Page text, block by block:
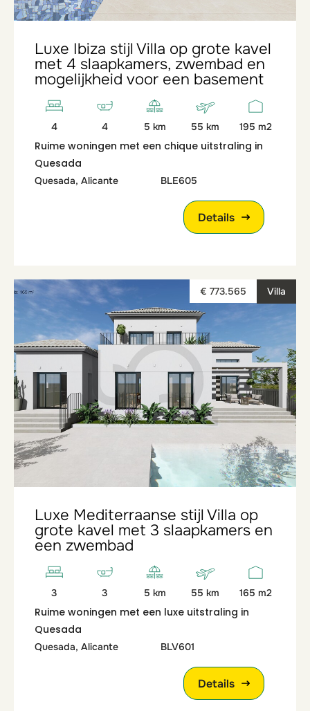
Luxe Ibiza stijl Villa op grote kavel
met 4 slaapkamers, zwembad en
mogelijkheid voor een basement
4 4 5 km 55 km 195 m2
Ruime woningen met een chique uitstraling in
Quesada
Quesada, Alicante BLE605
Details
Villa
€ 773.565
Luxe Mediterraanse stijl Villa op
grote kavel met 3 slaapkamers en
een zwembad
3 3 5 km 55 km 165 m2
Ruime woningen met een luxe uitstraling in
Quesada
Quesada, Alicante BLV601
Details